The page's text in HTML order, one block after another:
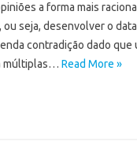
a forma mais
seja, desenvolver o
contradição dado que
múltiplas… Read More »